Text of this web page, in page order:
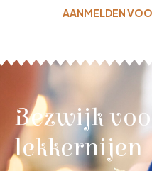
AANMELDEN
Bezwijk
lekkernijen